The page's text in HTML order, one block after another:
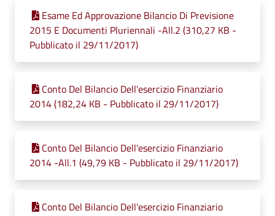
Esame Ed Approvazione Bilancio Di Previsione
2015 E Documenti Pluriennali -All.2 (310,27 KB -
Pubblicato il 29/11/2017)
Conto Del Bilancio Dell'esercizio Finanziario
2014 (182,24 KB - Pubblicato il 29/11/2017)
Conto Del Bilancio Dell'esercizio Finanziario
2014 -All.1 (49,79 KB - Pubblicato il 29/11/2017)
Conto Del Bilancio Dell'esercizio Finanziario